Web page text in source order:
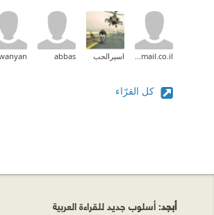
jeries_b_99@hotmail.co.il اسيرالحب abbas
كل القرّاء
أبجد: أسلوب جديد للقراءة العربية